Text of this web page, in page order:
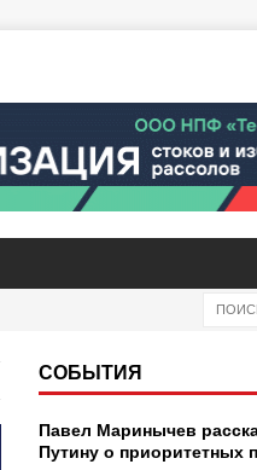
СОБЫТИЯ
Павел Маринычев
Путину о приоритетных